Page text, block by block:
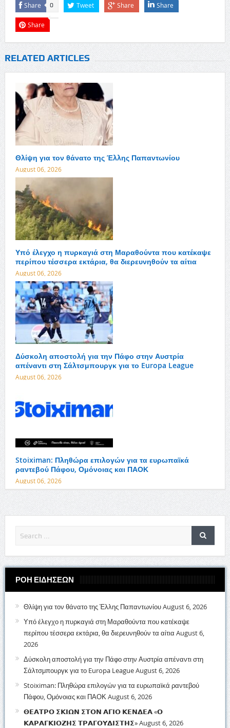
Share 0 Tweet Share Share
Share
RELATED ARTICLES
Θλίψη για τον θάνατο της Έλλης Παπαντωνίου
August 06, 2026
Υπό έλεγχο η πυρκαγιά στη Μαραθούντα που κατέκαψε
περίπου τέσσερα εκτάρια, θα διερευνηθούν τα αίτια
August 06, 2026
Δύσκολη αποστολή για την Πάφο στην Αυστρία
απέναντι στη Σάλτσμπουργκ για το Europa League
August 06, 2026
Stoiximan: Πληθώρα επιλογών για τα ευρωπαϊκά
ραντεβού Πάφου, Ομόνοιας και ΠΑΟΚ
August 06, 2026
ΡΟΗ ΕΙΔΗΣΕΩΝ
Θλίψη για τον θάνατο της Έλλης ΠαπαντωνίουAugust 6, 2026
Υπό έλεγχο η πυρκαγιά στη Μαραθούντα που κατέκαψε
περίπου τέσσερα εκτάρια, θα διερευνηθούν τα αίτια August 6,
2026
Δύσκολη αποστολή για την Πάφο στην Αυστρία απέναντι στη
Σάλτσμπουργκ για το Europa LeagueAugust 6, 2026
Stoiximan: Πληθώρα επιλογών για τα ευρωπαϊκά ραντεβού
Πάφου, Ομόνοιας και ΠΑΟΚAugust 6, 2026
𝝝𝝚𝝖𝝩𝝦𝝤 𝝨𝝟𝝞𝝮𝝢 𝝨𝝩𝝤𝝢 𝝖𝝘𝝞𝝤 𝝟𝝚𝝢𝝙𝝚𝝖 «𝝤
𝝟𝝖𝝦𝝖𝝘𝝟𝝞𝝤𝝛𝝜𝝨 𝝩𝝦𝝖𝝘𝝤𝝪𝝙𝝞𝝨𝝩𝝜𝝨»August 6, 2026